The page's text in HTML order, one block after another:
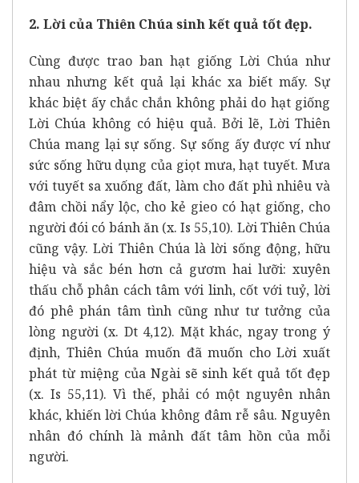
2. Lời của Thiên Chúa sinh kết quả tốt đẹp.
Cùng được trao ban hạt giống Lời Chúa như
nhau nhưng kết quả lại khác xa biết mấy. Sự
khác biệt ấy chắc chắn không phải do hạt giống
Lời Chúa không có hiệu quả. Bởi lẽ, Lời Thiên
Chúa mang lại sự sống. Sự sống ấy được ví như
sức sống hữu dụng của giọt mưa, hạt tuyết. Mưa
với tuyết sa xuống đất, làm cho đất phì nhiêu và
đâm chồi nẩy lộc, cho kẻ gieo có hạt giống, cho
người đói có bánh ăn (x. Is 55,10). Lời Thiên Chúa
cũng vậy. Lời Thiên Chúa là lời sống động, hữu
hiệu và sắc bén hơn cả gươm hai lưỡi: xuyên
thấu chỗ phân cách tâm với linh, cốt với tuỷ, lời
đó phê phán tâm tình cũng như tư tưởng của
lòng người (x. Dt 4,12). Mặt khác, ngay trong ý
định, Thiên Chúa muốn đã muốn cho Lời xuất
phát từ miệng của Ngài sẽ sinh kết quả tốt đẹp
(x. Is 55,11). Vì thế, phải có một nguyên nhân
khác, khiến lời Chúa không đâm rễ sâu. Nguyên
nhân đó chính là mảnh đất tâm hồn của mỗi
người.